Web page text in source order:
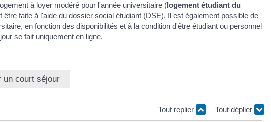
à loyer modéré pour l'année universitaire (logement étudiant du
faite à l'aide du dossier social étudiant (DSE). Il est également possible de
en fonction des disponibilités et à la condition d'être étudiant ou personnel
se fait uniquement en ligne.
un court séjour
Tout replier Tout déplier